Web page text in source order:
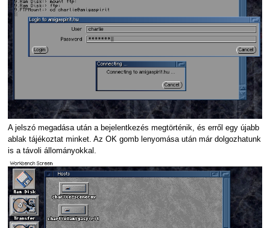
A jelszó megadása után a bejelentkezés megtörténik, és erről egy újabb
ablak tájékoztat minket. Az OK gomb lenyomása után már dolgozhatunk
is a távoli állományokkal.